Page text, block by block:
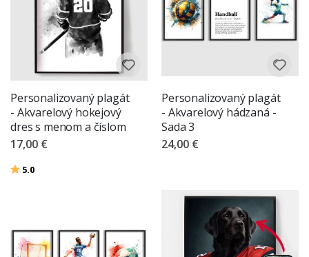
Personalizovaný plagát
- Akvarelový hokejový
dres s menom a číslom
17,00 €
Hodnotenie:
5.0
Personalizovaný plagát
- Akvarelový hádzaná -
Sada 3
24,00 €